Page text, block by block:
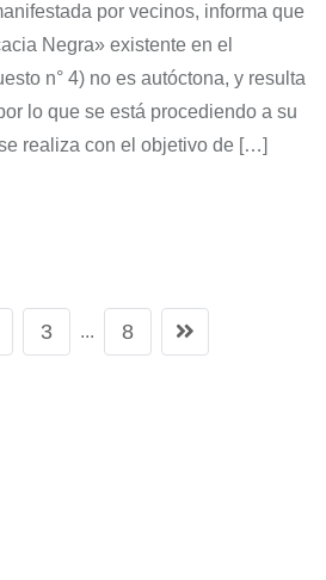
por vecinos, informa que
Negra» existente en el
n° 4) no es autóctona, y resulta
lo que se está procediendo a su
realiza con el objetivo de […]
3 ... 8